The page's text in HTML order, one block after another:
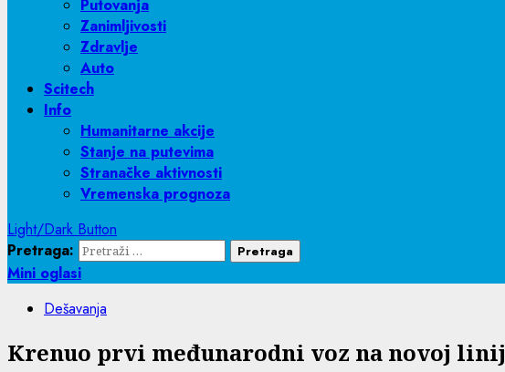
Putovanja
Zanimljivosti
Zdravlje
Auto
Scitech
Info
Humanitarne akcije
Stanje na putevima
Stranačke aktivnosti
Vremenska prognoza
Light/Dark Button
Pretraga:
Mini oglasi
Dešavanja
Krenuo prvi međunarodni voz na novoj